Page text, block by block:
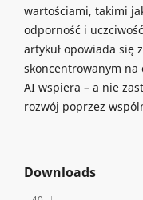
wartościami, takimi
odporność i
artykuł opowiada się
skoncentrowanym na
AI wspiera – a nie
rozwój poprzez
Downloads